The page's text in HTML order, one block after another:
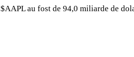
$AAPLau fost de 94,0 miliarde de